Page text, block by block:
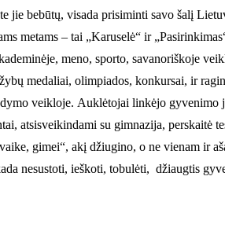
bebūtų, visada prisiminti savo šalį
metams – tai „Karuselė“ ir
meno, sporto, savanoriškoje
medaliai, olimpiados, konkursai, ir
veikloje. Auklėtojai linkėjo gyvenimo
atsisveikindami su gimnazija, perskaitė
gimei“, akį džiugino, o ne vienam ir
nesustoti, ieškoti, tobulėti, džiaugtis